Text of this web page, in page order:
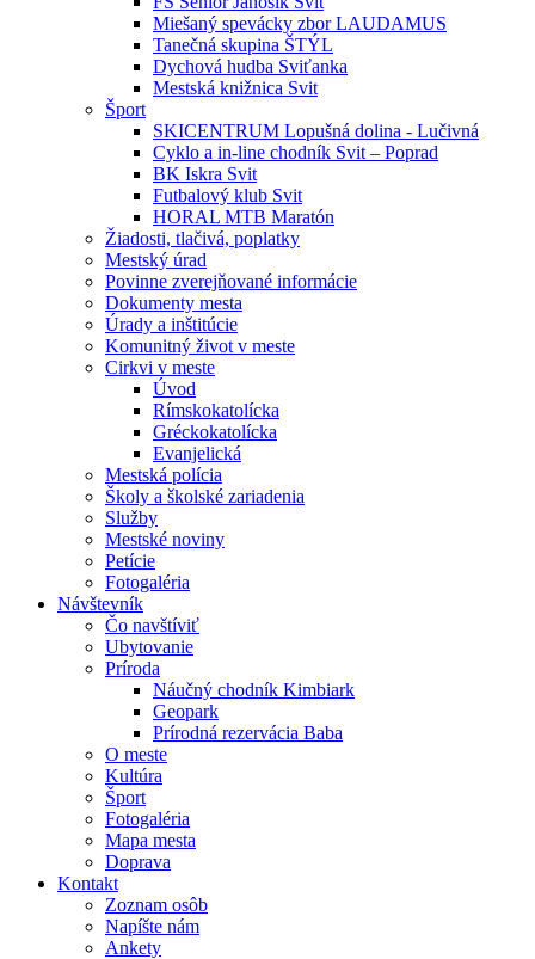
Miešaný spevácky zbor LAUDAMUS
Tanečná skupina ŠTÝL
Dychová hudba Sviťanka
Mestská knižnica Svit
Šport
SKICENTRUM Lopušná dolina - Lučivná
Cyklo a in-line chodník Svit – Poprad
BK Iskra Svit
Futbalový klub Svit
HORAL MTB Maratón
Žiadosti, tlačivá, poplatky
Mestský úrad
Povinne zverejňované informácie
Dokumenty mesta
Úrady a inštitúcie
Komunitný život v meste
Cirkvi v meste
Úvod
Rímskokatolícka
Gréckokatolícka
Evanjelická
Mestská polícia
Školy a školské zariadenia
Služby
Mestské noviny
Petície
Fotogaléria
Návštevník
Čo navštíviť
Ubytovanie
Príroda
Náučný chodník Kimbiark
Geopark
Prírodná rezervácia Baba
O meste
Kultúra
Šport
Fotogaléria
Mapa mesta
Doprava
Kontakt
Zoznam osôb
Napíšte nám
Ankety